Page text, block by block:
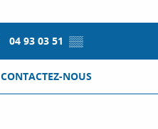
04 93 03 51 ▒▒
CONTACTEZ-NOUS